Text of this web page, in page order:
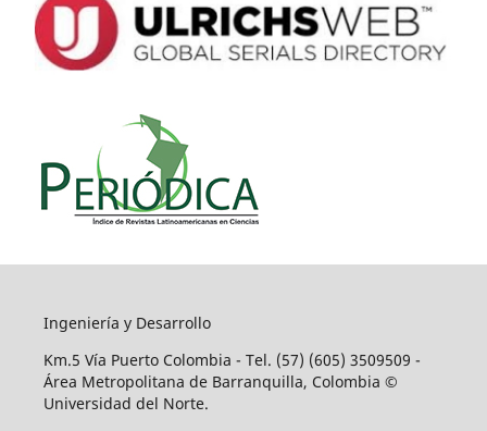
Ingeniería y Desarrollo
Km.5 Vía Puerto Colombia - Tel. (57) (605) 3509509 -
Área Metropolitana de Barranquilla, Colombia ©
Universidad del Norte.